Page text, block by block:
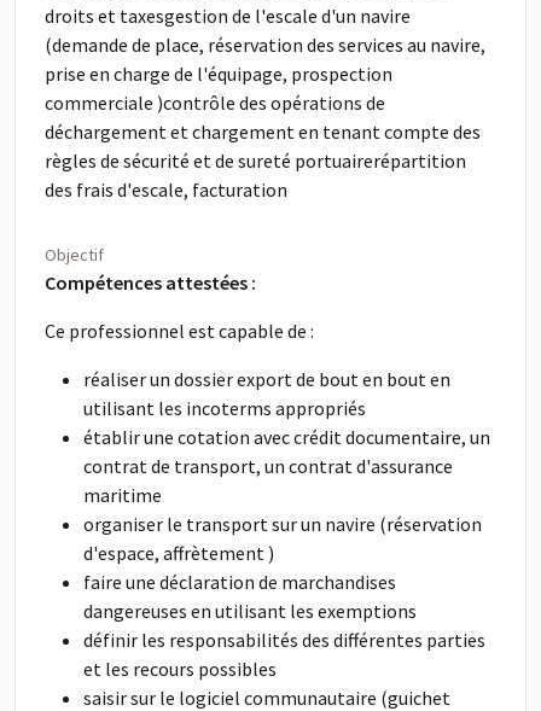
droits et taxesgestion de l'escale d'un navire
(demande de place, réservation des services au navire,
prise en charge de l'équipage, prospection
commerciale )contrôle des opérations de
déchargement et chargement en tenant compte des
règles de sécurité et de sureté portuairerépartition
des frais d'escale, facturation
Objectif
Compétences attestées :
Ce professionnel est capable de :
réaliser un dossier export de bout en bout en
utilisant les incoterms appropriés
établir une cotation avec crédit documentaire, un
contrat de transport, un contrat d'assurance
maritime
organiser le transport sur un navire (réservation
d'espace, affrètement )
faire une déclaration de marchandises
dangereuses en utilisant les exemptions
définir les responsabilités des différentes parties
et les recours possibles
saisir sur le logiciel communautaire (guichet